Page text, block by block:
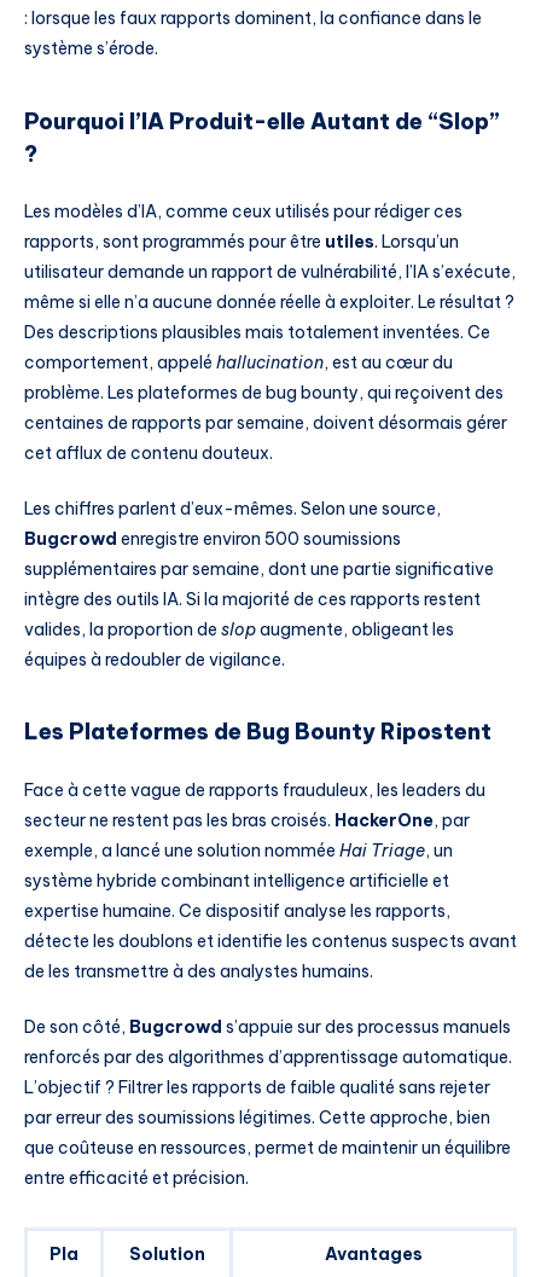
: lorsque les faux rapports dominent, la confiance dans le
système s’érode.
Pourquoi l’IA Produit-elle Autant de “Slop”
?
Les modèles d’IA, comme ceux utilisés pour rédiger ces
rapports, sont programmés pour être utiles. Lorsqu’un
utilisateur demande un rapport de vulnérabilité, l’IA s’exécute,
même si elle n’a aucune donnée réelle à exploiter. Le résultat ?
Des descriptions plausibles mais totalement inventées. Ce
comportement, appelé hallucination, est au cœur du
problème. Les plateformes de bug bounty, qui reçoivent des
centaines de rapports par semaine, doivent désormais gérer
cet afflux de contenu douteux.
Les chiffres parlent d’eux-mêmes. Selon une source,
Bugcrowd enregistre environ 500 soumissions
supplémentaires par semaine, dont une partie significative
intègre des outils IA. Si la majorité de ces rapports restent
valides, la proportion de slopaugmente, obligeant les
équipes à redoubler de vigilance.
Les Plateformes de Bug Bounty Ripostent
Face à cette vague de rapports frauduleux, les leaders du
secteur ne restent pas les bras croisés. HackerOne, par
exemple, a lancé une solution nommée Hai Triage, un
système hybride combinant intelligence artificielle et
expertise humaine. Ce dispositif analyse les rapports,
détecte les doublons et identifie les contenus suspects avant
de les transmettre à des analystes humains.
De son côté, Bugcrowd s’appuie sur des processus manuels
renforcés par des algorithmes d’apprentissage automatique.
L’objectif ? Filtrer les rapports de faible qualité sans rejeter
par erreur des soumissions légitimes. Cette approche, bien
que coûteuse en ressources, permet de maintenir un équilibre
entre efficacité et précision.
Pla
Solution
Avantages